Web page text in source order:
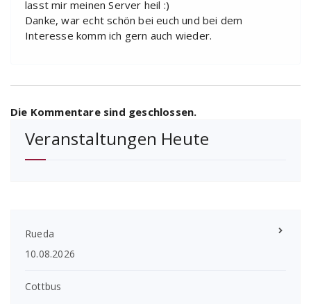
lasst mir meinen Server heil :)
Danke, war echt schön bei euch und bei dem
Interesse komm ich gern auch wieder.
Die Kommentare sind geschlossen.
Veranstaltungen Heute
Rueda
10.08.2026
Cottbus